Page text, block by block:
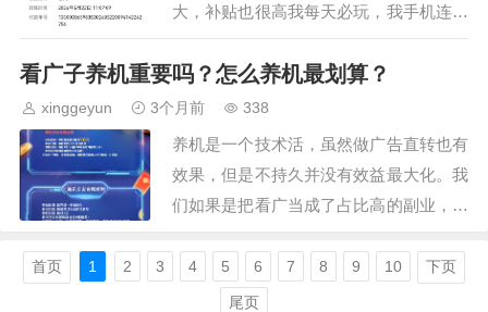
大，补贴也很高我每天必玩，我手机连续
内转了3天，但是效果并不是特别佳。每
天内转都可以获得10元的补贴，我内转的
都是游戏首充是6元…
看广子养机重要吗？怎么养机最划算？
xinggeyun 3个月前 338
养机是一个技术活，虽然做广告直转也有
效果，但是不持久并没有效益最大化。我
们如果是把看广当成了占比高的副业，那
发现很重要哦。你要知道关于看广告拿到
高价值的包其实是三方…
首页 1 2 3 4 5 6 7 8 9 10 下页
尾页